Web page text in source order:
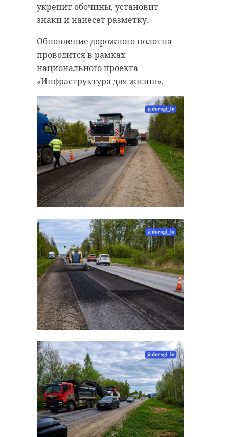
укрепит обочины, установит
знаки и нанесет разметку.
Обновление дорожного полотна
проводится в рамках
национального проекта
«Инфраструктура для жизни».